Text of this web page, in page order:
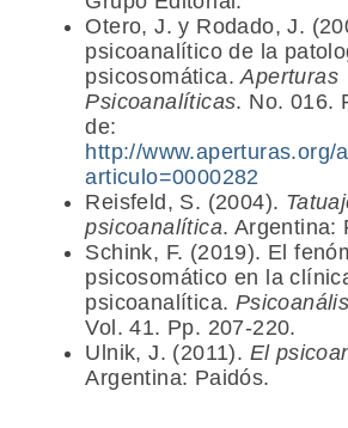
Otero, J. y Rodado, J.
psicoanalítico de la
psicosomática.Aperturas
Psicoanalíticas. No. 016.
de:
http://www.aperturas.org/
articulo=0000282
Reisfeld, S. (2004).
psicoanalítica. Argentina:
Schink, F. (2019). El
psicosomático en la
psicoanalítica.
Vol. 41. Pp. 207-220.
Ulnik, J. (2011). El
Argentina: Paidós.